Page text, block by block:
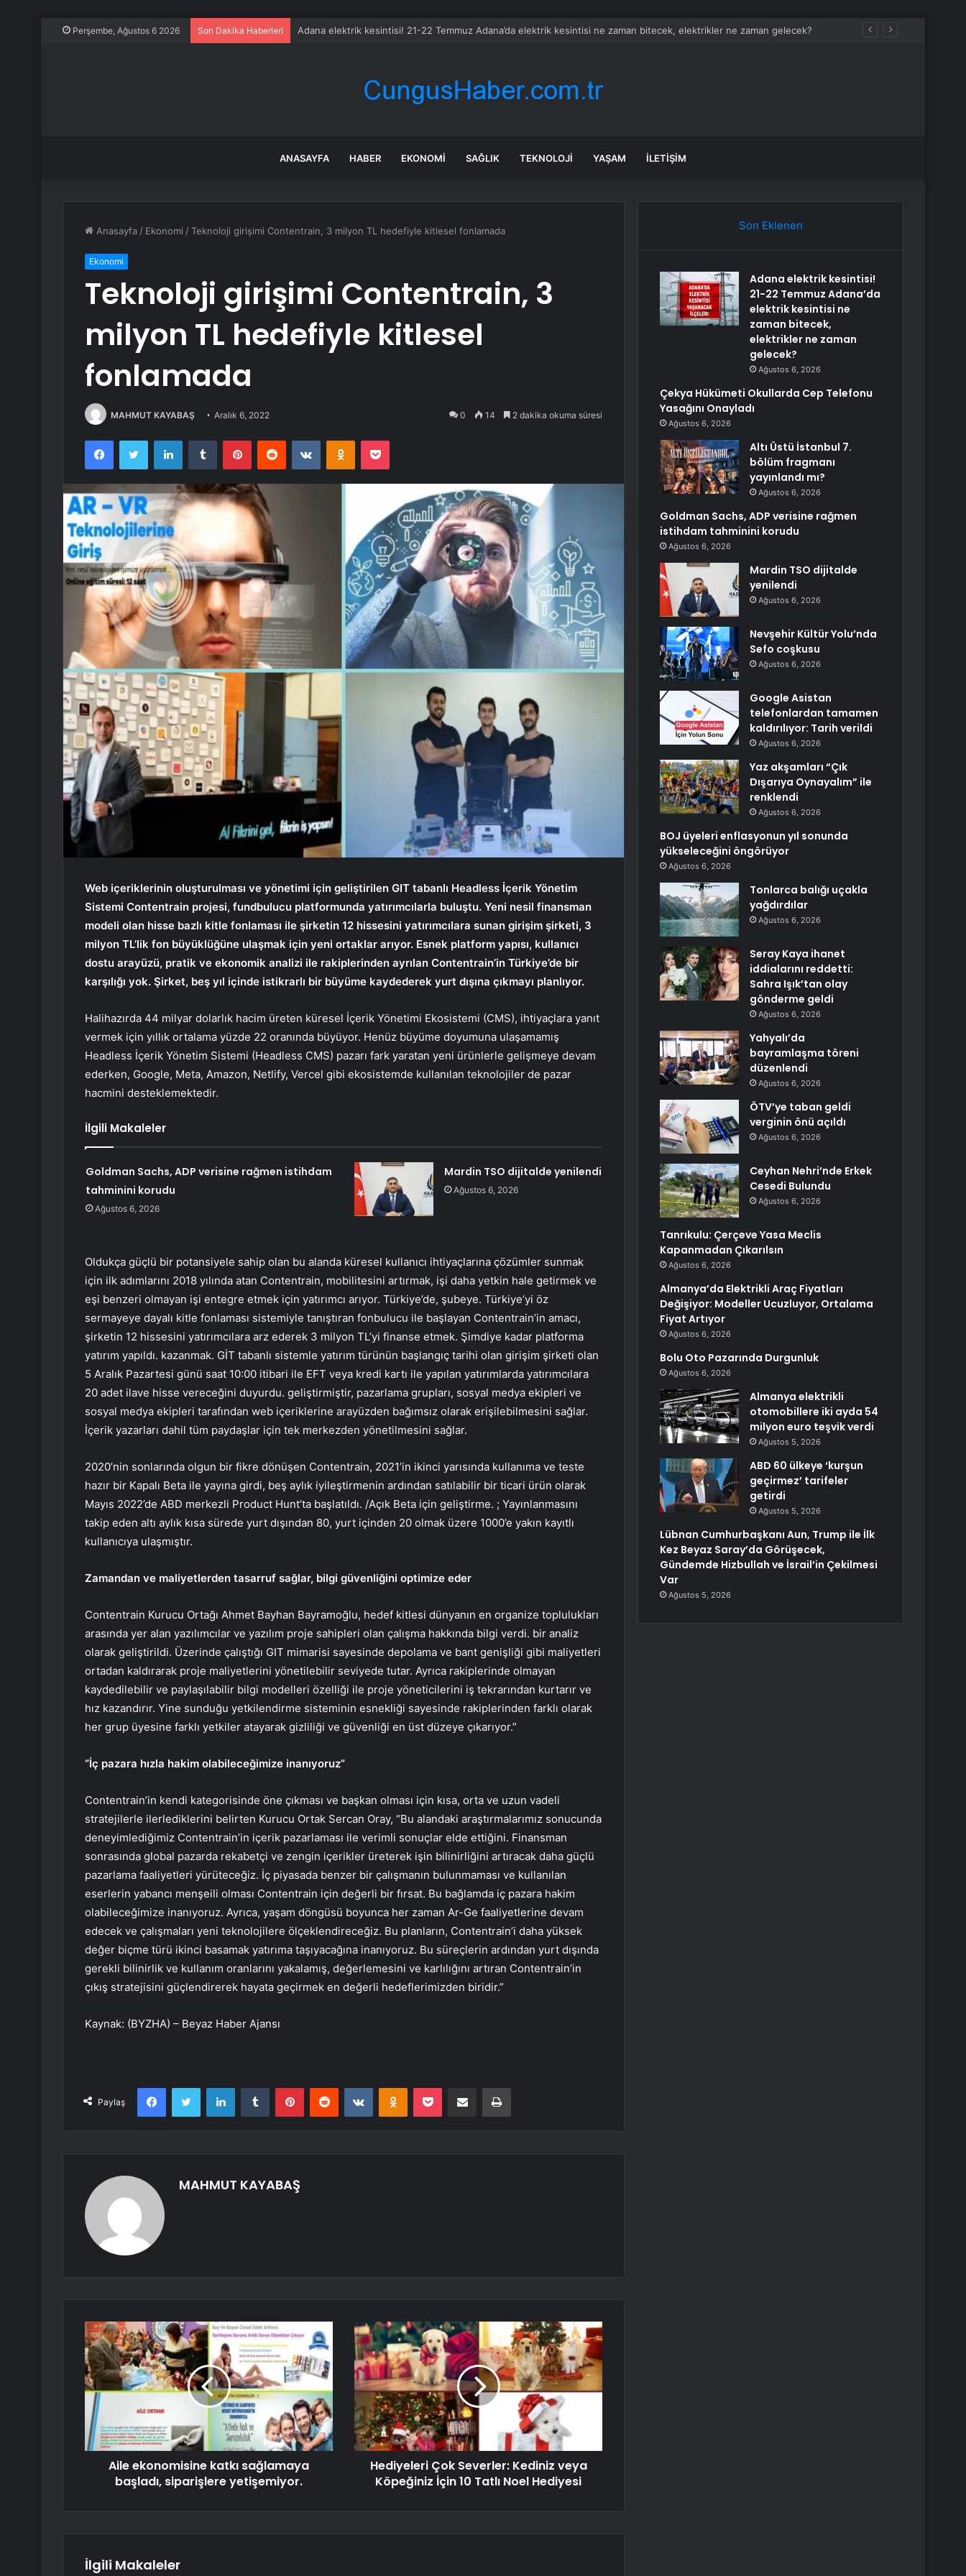
Perşembe, Ağustos 6 2026 Son Dakika Haberleri Adana elektrik kesintisi! 21-22 Temmuz Adana’da elektrik kesintisi ne zaman bitecek, elektrikler ne zaman gelecek?
ANASAYFA HABER EKONOMI SAĞLIK TEKNOLOJI YAŞAM İLETIŞIM
Anasayfa / Ekonomi /Teknoloji girişimi Contentrain, 3 milyon TL hedefiyle kitlesel fonlamada
Ekonomi
Teknoloji girişimi Contentrain, 3
milyon TL hedefiyle kitlesel
fonlamada
MAHMUT KAYABAŞ Aralık 6, 2022 0 14 2 dakika okuma süresi
FacebookTwitter LinkedInTumblr PinterestReddit VKontakteOdnoklassniki
Pocket
Web içeriklerinin oluşturulması ve yönetimi için geliştirilen GIT tabanlı Headless İçerik Yönetim
Sistemi Contentrain projesi, fundbulucu platformunda yatırımcılarla buluştu. Yeni nesil finansman
modeli olan hisse bazlı kitle fonlaması ile şirketin 12 hissesini yatırımcılara sunan girişim şirketi, 3
milyon TL’lik fon büyüklüğüne ulaşmak için yeni ortaklar arıyor. Esnek platform yapısı, kullanıcı
dostu arayüzü, pratik ve ekonomik analizi ile rakiplerinden ayrılan Contentrain’in Türkiye’de bir
karşılığı yok. Şirket, beş yıl içinde istikrarlı bir büyüme kaydederek yurt dışına çıkmayı planlıyor.
Halihazırda 44 milyar dolarlık hacim üreten küresel İçerik Yönetimi Ekosistemi (CMS), ihtiyaçlara yanıt
vermek için yıllık ortalama yüzde 22 oranında büyüyor. Henüz büyüme doyumuna ulaşamamış
Headless İçerik Yönetim Sistemi (Headless CMS) pazarı fark yaratan yeni ürünlerle gelişmeye devam
ederken, Google, Meta, Amazon, Netlify, Vercel gibi ekosistemde kullanılan teknolojiler de pazar
hacmini desteklemektedir.
İlgili Makaleler
Goldman Sachs, ADP verisine rağmen istihdam
tahminini korudu
Ağustos 6, 2026
Mardin TSO dijitalde yenilendi
Ağustos 6, 2026
Oldukça güçlü bir potansiyele sahip olan bu alanda küresel kullanıcı ihtiyaçlarına çözümler sunmak
için ilk adımlarını 2018 yılında atan Contentrain, mobilitesini artırmak, işi daha yetkin hale getirmek ve
eşi benzeri olmayan işi entegre etmek için yatırımcı arıyor. Türkiye’de, şubeye. Türkiye’yi öz
sermayeye dayalı kitle fonlaması sistemiyle tanıştıran fonbulucu ile başlayan Contentrain’in amacı,
şirketin 12 hissesini yatırımcılara arz ederek 3 milyon TL’yi finanse etmek. Şimdiye kadar platforma
yatırım yapıldı. kazanmak. GİT tabanlı sistemle yatırım türünün başlangıç ​​tarihi olan girişim şirketi olan
5 Aralık Pazartesi günü saat 10:00 itibari ile EFT veya kredi kartı ile yapılan yatırımlarda yatırımcılara
20 adet ilave hisse vereceğini duyurdu. geliştirmiştir, pazarlama grupları, sosyal medya ekipleri ve
sosyal medya ekipleri tarafından web içeriklerine arayüzden bağımsız olarak erişilebilmesini sağlar.
İçerik yazarları dahil tüm paydaşlar için tek merkezden yönetilmesini sağlar.
2020’nin sonlarında olgun bir fikre dönüşen Contentrain, 2021’in ikinci yarısında kullanıma ve teste
hazır bir Kapalı Beta ile yayına girdi, beş aylık iyileştirmenin ardından satılabilir bir ticari ürün olarak
Mayıs 2022’de ABD merkezli Product Hunt’ta başlatıldı. /Açık Beta için geliştirme. ; Yayınlanmasını
takip eden altı aylık kısa sürede yurt dışından 80, yurt içinden 20 olmak üzere 1000’e yakın kayıtlı
kullanıcıya ulaşmıştır.
Zamandan ve maliyetlerden tasarruf sağlar, bilgi güvenliğini optimize eder
Contentrain Kurucu Ortağı Ahmet Bayhan Bayramoğlu, hedef kitlesi dünyanın en organize toplulukları
arasında yer alan yazılımcılar ve yazılım proje sahipleri olan çalışma hakkında bilgi verdi. bir analiz
olarak geliştirildi. Üzerinde çalıştığı GIT mimarisi sayesinde depolama ve bant genişliği gibi maliyetleri
ortadan kaldırarak proje maliyetlerini yönetilebilir seviyede tutar. Ayrıca rakiplerinde olmayan
kaydedilebilir ve paylaşılabilir bilgi modelleri özelliği ile proje yöneticilerini iş tekrarından kurtarır ve
hız kazandırır. Yine sunduğu yetkilendirme sisteminin esnekliği sayesinde rakiplerinden farklı olarak
her grup üyesine farklı yetkiler atayarak gizliliği ve güvenliği en üst düzeye çıkarıyor.”
“İç pazara hızla hakim olabileceğimize inanıyoruz”
Contentrain’in kendi kategorisinde öne çıkması ve başkan olması için kısa, orta ve uzun vadeli
stratejilerle ilerlediklerini belirten Kurucu Ortak Sercan Oray, “Bu alandaki araştırmalarımız sonucunda
deneyimlediğimiz Contentrain’in içerik pazarlaması ile verimli sonuçlar elde ettiğini. Finansman
sonrasında global pazarda rekabetçi ve zengin içerikler üreterek işin bilinirliğini artıracak daha güçlü
pazarlama faaliyetleri yürüteceğiz. İç piyasada benzer bir çalışmanın bulunmaması ve kullanılan
eserlerin yabancı menşeili olması Contentrain için değerli bir fırsat. Bu bağlamda iç pazara hakim
olabileceğimize inanıyoruz. Ayrıca, yaşam döngüsü boyunca her zaman Ar-Ge faaliyetlerine devam
edecek ve çalışmaları yeni teknolojilere ölçeklendireceğiz. Bu planların, Contentrain’i daha yüksek
değer biçme türü ikinci basamak yatırıma taşıyacağına inanıyoruz. Bu süreçlerin ardından yurt dışında
gerekli bilinirlik ve kullanım oranlarını yakalamış, değerlemesini ve karlılığını artıran Contentrain’in
çıkış stratejisini güçlendirerek hayata geçirmek en değerli hedeflerimizden biridir.”
Kaynak: (BYZHA) – Beyaz Haber Ajansı
Paylaş
FacebookTwitter LinkedInTumblr PinterestReddit VKontakteOdnoklassniki
Pocket E-Posta ile paylaş Yazdır
MAHMUT KAYABAŞ
Aile ekonomisine katkı sağlamaya
başladı, siparişlere yetişemiyor.
Hediyeleri Çok Severler: Kediniz veya
Köpeğiniz İçin 10 Tatlı Noel Hediyesi
İlgili Makaleler
Son Eklenen
Adana elektrik kesintisi!
21-22 Temmuz Adana’da
elektrik kesintisi ne
zaman bitecek,
elektrikler ne zaman
gelecek?
Ağustos 6, 2026
Çekya Hükümeti Okullarda Cep Telefonu
Yasağını Onayladı
Ağustos 6, 2026
Altı Üstü İstanbul 7.
bölüm fragmanı
yayınlandı mı?
Ağustos 6, 2026
Goldman Sachs, ADP verisine rağmen
istihdam tahminini korudu
Ağustos 6, 2026
Mardin TSO dijitalde
yenilendi
Ağustos 6, 2026
Nevşehir Kültür Yolu’nda
Sefo coşkusu
Ağustos 6, 2026
Google Asistan
telefonlardan tamamen
kaldırılıyor: Tarih verildi
Ağustos 6, 2026
Yaz akşamları “Çık
Dışarıya Oynayalım” ile
renklendi
Ağustos 6, 2026
BOJ üyeleri enflasyonun yıl sonunda
yükseleceğini öngörüyor
Ağustos 6, 2026
Tonlarca balığı uçakla
yağdırdılar
Ağustos 6, 2026
Seray Kaya ihanet
iddialarını reddetti:
Sahra Işık’tan olay
gönderme geldi
Ağustos 6, 2026
Yahyalı’da
bayramlaşma töreni
düzenlendi
Ağustos 6, 2026
ÖTV’ye taban geldi
verginin önü açıldı
Ağustos 6, 2026
Ceyhan Nehri’nde Erkek
Cesedi Bulundu
Ağustos 6, 2026
Tanrıkulu: Çerçeve Yasa Meclis
Kapanmadan Çıkarılsın
Ağustos 6, 2026
Almanya’da Elektrikli Araç Fiyatları
Değişiyor: Modeller Ucuzluyor, Ortalama
Fiyat Artıyor
Ağustos 6, 2026
Bolu Oto Pazarında Durgunluk
Ağustos 6, 2026
Almanya elektrikli
otomobillere iki ayda 54
milyon euro teşvik verdi
Ağustos 5, 2026
ABD 60 ülkeye ‘kurşun
geçirmez’ tarifeler
getirdi
Ağustos 5, 2026
Lübnan Cumhurbaşkanı Aun, Trump ile İlk
Kez Beyaz Saray’da Görüşecek,
Gündemde Hizbullah ve İsrail’in Çekilmesi
Var
Ağustos 5, 2026